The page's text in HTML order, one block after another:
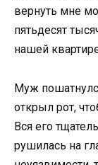
вернуть мне
пятьдесят
нашей
Муж
открыл рот,
Вся его
рушилась на